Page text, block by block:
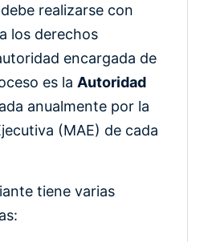
realizarse con
los derechos
encargada de
es la Autoridad
anualmente por la
(MAE) de cada
tiene varias